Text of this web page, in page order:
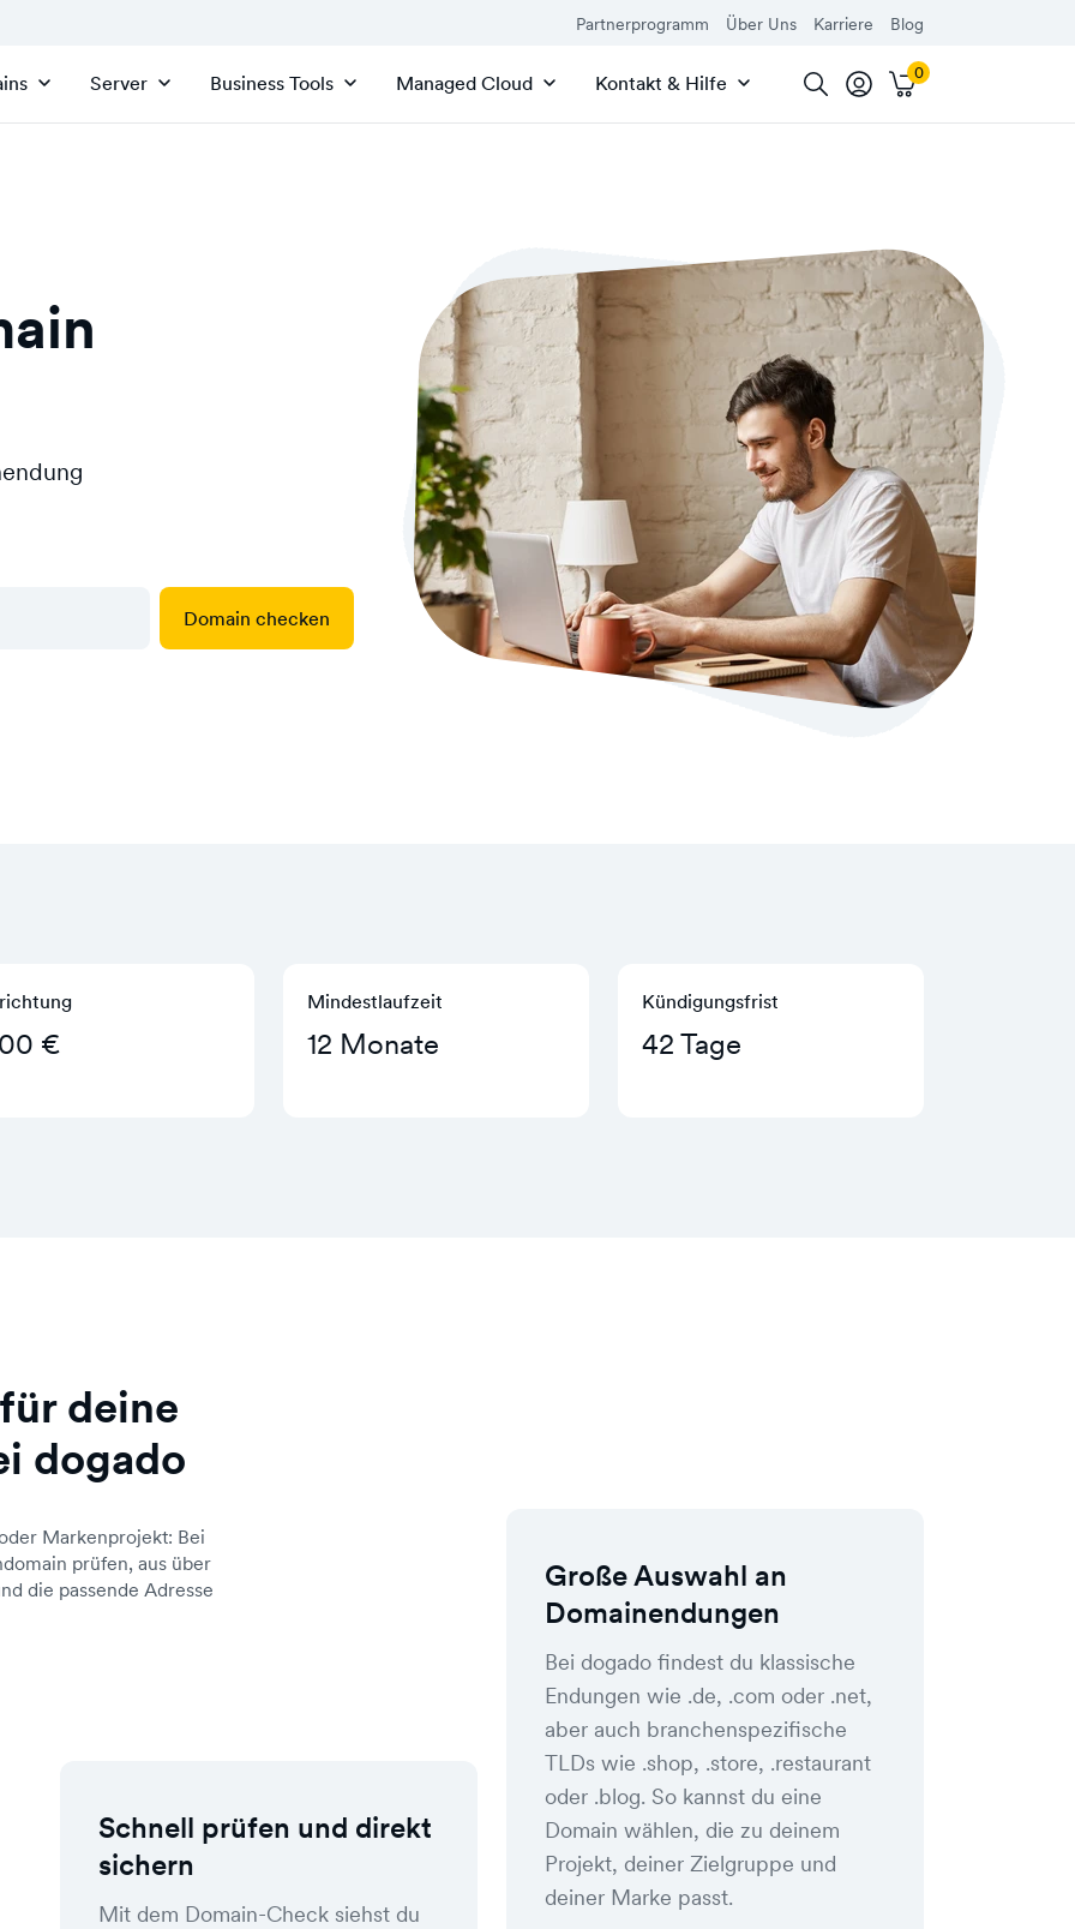
Partnerprogramm Über Uns Karriere Blog
Server Business Tools Managed Cloud Kontakt & Hilfe
Domain checken
€
Mindestlaufzeit
12 Monate
Kündigungs­frist
42 Tage
deine
dogado
Markenprojekt: Bei
prüfen, aus über
die passende Adresse
Schnell prüfen und direkt
sichern
Mit dem Domain-Check siehst du
Große Auswahl an
Domainendungen
Bei dogado findest du klassische
Endungen wie .de, .com oder .net,
aber auch branchenspezifische
TLDs wie .shop, .store, .restaurant
oder .blog. So kannst du eine
Domain wählen, die zu deinem
Projekt, deiner Zielgruppe und
deiner Marke passt.